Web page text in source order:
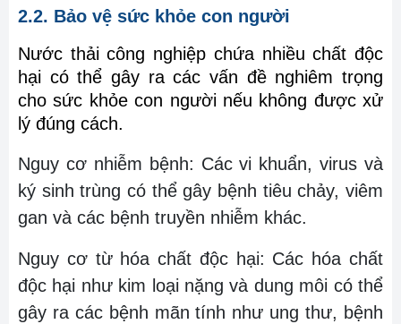
2.2. Bảo vệ sức khỏe con người
Nước thải công nghiệp chứa nhiều chất độc
hại có thể gây ra các vấn đề nghiêm trọng
cho sức khỏe con người nếu không được xử
lý đúng cách.
Nguy cơ nhiễm bệnh: Các vi khuẩn, virus và
ký sinh trùng có thể gây bệnh tiêu chảy, viêm
gan và các bệnh truyền nhiễm khác.
Nguy cơ từ hóa chất độc hại: Các hóa chất
độc hại như kim loại nặng và dung môi có thể
gây ra các bệnh mãn tính như ung thư, bệnh